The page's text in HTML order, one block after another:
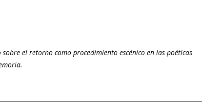
el retorno como procedimiento escénico en las poéticas